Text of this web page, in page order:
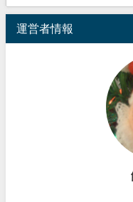
運営者情報